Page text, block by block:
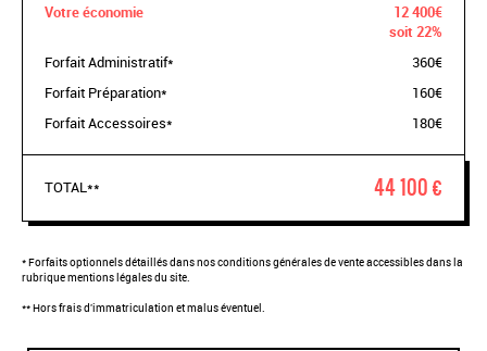
Votre économie
12 400€
soit 22%
Forfait Administratif*
360€
Forfait Préparation*
160€
Forfait Accessoires*
180€
TOTAL** 44 100 €
* Forfaits optionnels détaillés dans nos conditions générales de vente accessibles dans la
rubrique mentions légales du site.
** Hors frais d'immatriculation et malus éventuel.